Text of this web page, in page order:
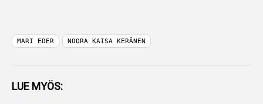
MARI EDER NOORA KAISA KERÄNEN
LUE MYÖS: